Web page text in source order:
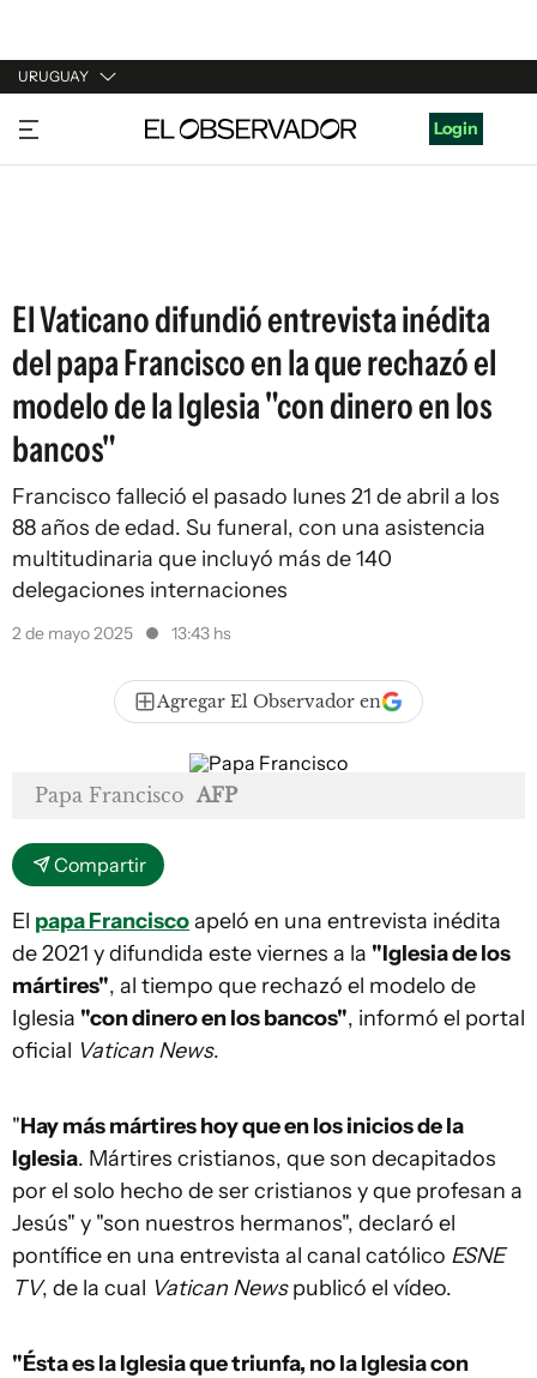
URUGUAY
URUGUAY
ARGENTINA
Login
El Vaticano difundió entrevista inédita
del papa Francisco en la que rechazó el
modelo de la Iglesia "con dinero en los
bancos"
Francisco falleció el pasado lunes 21 de abril a los
88 años de edad. Su funeral, con una asistencia
multitudinaria que incluyó más de 140
delegaciones internaciones
2 de mayo 2025 13:43 hs
Agregar El Observador en
Papa Francisco AFP
Compartir
El papa Franciscoapeló en una entrevista inédita
de 2021 y difundida este viernes a la "Iglesia de los
mártires", al tiempo que rechazó el modelo de
Iglesia "con dinero en los bancos", informó el portal
oficial Vatican News.
"Hay más mártires hoy que en los inicios de la
Iglesia. Mártires cristianos, que son decapitados
por el solo hecho de ser cristianos y que profesan a
Jesús" y "son nuestros hermanos", declaró el
pontífice en una entrevista al canal católico ESNE
TV, de la cual Vatican Newspublicó el vídeo.
"Ésta es la Iglesia que triunfa, no la Iglesia con